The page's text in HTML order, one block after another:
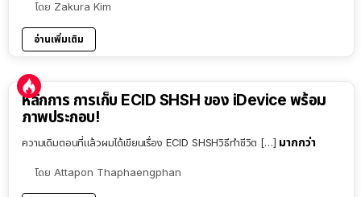
โดย Zakura Kim
อ่านเพิ่มเติม
หลักการ การเก็บ ECID SHSH ของ iDevice พร้อม
ภาพประกอบ!
ความเดิมตอนที่แล้วผมได้เขียนเรื่อง ECID SHSHวิธีทำชีวิต […] มากกว่า
โดย Attapon Thaphaengphan